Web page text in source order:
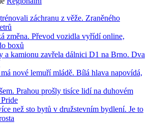
záchranu z věže. Zraněného
změna. Převod vozidla vyřídí online,
boxů
a kamionu zavřela dálnici D1 na Brno. Dva
nové lemuří mládě. Bílá hlava napovídá,
Prahou prošly tisíce lidí na duhovém
než sto bytů v družstevním bydlení. Je to